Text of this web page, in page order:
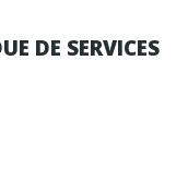
DE SERVICES